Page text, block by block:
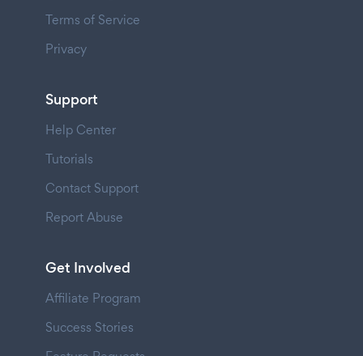
Terms of Service
Privacy
Support
Help Center
Tutorials
Contact Support
Report Abuse
Get Involved
Affiliate Program
Success Stories